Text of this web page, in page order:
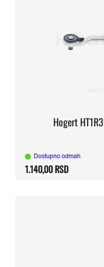
Hogert
Dostupno odmah
1.140,00RSD